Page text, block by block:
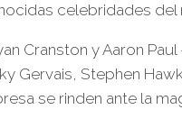
celebridades
Cranston y Aaron
Gervais, Stephen
se rinden ante la